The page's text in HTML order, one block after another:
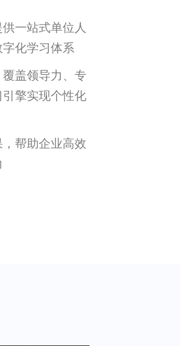
一站式单位人
化学习体系
盖领导力、专
擎实现个性化
帮助企业高效